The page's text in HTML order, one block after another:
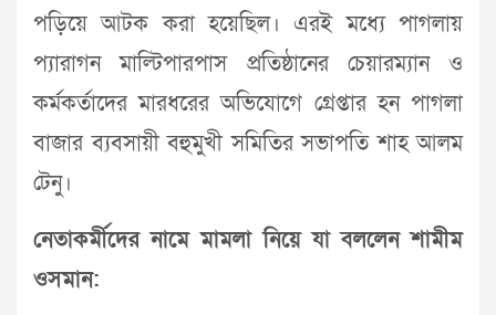
পড়িয়ে আটক করা হয়েছিল। এরই মধ্যে পাগলায়
প্যারাগন মাল্টিপারপাস প্রতিষ্ঠানের চেয়ারম্যান ও
কর্মকর্তাদের মারধরের অভিযোগে গ্রেপ্তার হন পাগলা
বাজার ব্যবসায়ী বহুমুখী সমিতির সভাপতি শাহ আলম
টেনু।
নেতাকর্মীদের নামে মামলা নিয়ে যা বললেন শামীম
ওসমান: